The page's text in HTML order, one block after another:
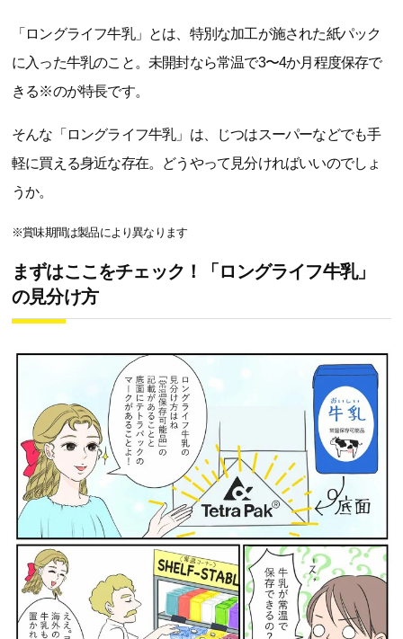
「ロングライフ牛乳」とは、特別な加工が施された紙パック
に入った牛乳のこと。未開封なら常温で3〜4か月程度保存で
きる※のが特長です。
そんな「ロングライフ牛乳」は、じつはスーパーなどでも手
軽に買える身近な存在。どうやって見分ければいいのでしょ
うか。
※賞味期間は製品により異なります
まずはここをチェック！「ロングライフ牛乳」
の見分け方